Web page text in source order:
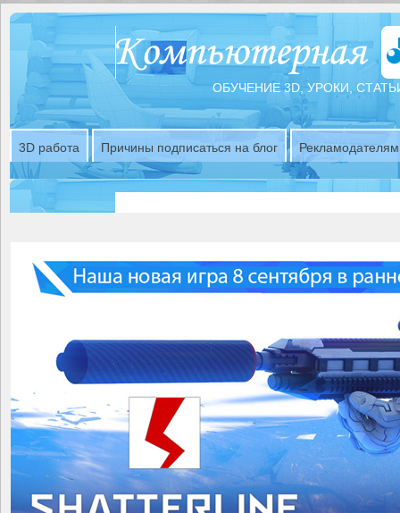
ОБУЧЕНИЕ 3D, УРОКИ,
3D работа Причины подписаться на блог Рекламодателям